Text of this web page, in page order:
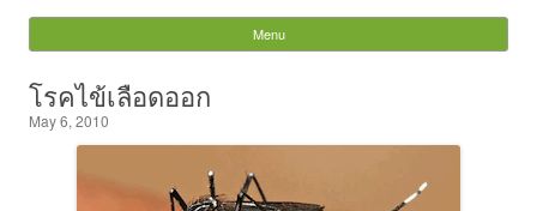
Tiger Dragon Dispensary
& Manufacturer
for:
Menu
โรคไข้เลือดออก
May 6, 2010